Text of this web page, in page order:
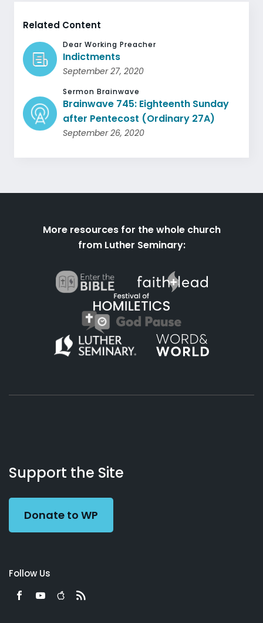
Related Content
Dear Working Preacher
Indictments
September 27, 2020
Sermon Brainwave
Brainwave 745: Eighteenth Sunday
after Pentecost (Ordinary 27A)
September 26, 2020
More resources for the whole church
from Luther Seminary:
Working
Preacher
Us
Support the Site
Donate to WP
Follow Us